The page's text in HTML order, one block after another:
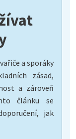
a sporáky
zásad,
a zároveň
článku se
jak